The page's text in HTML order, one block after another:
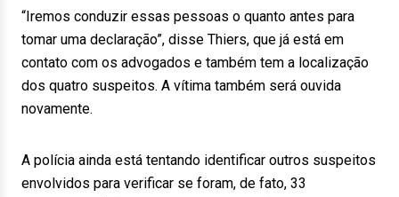
“Iremos conduzir essas pessoas o quanto antes para
tomar uma declaração”, disse Thiers, que já está em
contato com os advogados e também tem a localização
dos quatro suspeitos. A vítima também será ouvida
novamente.
A polícia ainda está tentando identificar outros suspeitos
envolvidos para verificar se foram, de fato, 33